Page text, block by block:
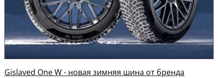
Gislaved One W - новая зимняя шина от бренда